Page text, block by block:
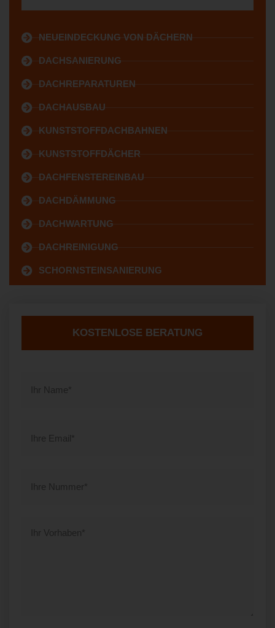
NEUEINDECKUNG VON DÄCHERN
DACHSANIERUNG
DACHREPARATUREN
DACHAUSBAU
KUNSTSTOFFDACHBAHNEN
KUNSTSTOFFDÄCHER
DACHFENSTEREINBAU
DACHDÄMMUNG
DACHWARTUNG
DACHREINIGUNG
SCHORNSTEINSANIERUNG
KOSTENLOSE BERATUNG